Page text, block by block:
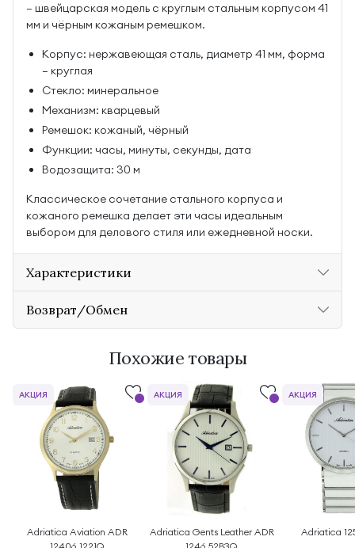
— швейцарская модель с круглым стальным корпусом 41
мм и чёрным кожаным ремешком.
Корпус: нержавеющая сталь, диаметр 41 мм, форма
— круглая
Стекло: минеральное
Механизм: кварцевый
Ремешок: кожаный, чёрный
Функции: часы, минуты, секунды, дата
Водозащита: 30 м
Классическое сочетание стального корпуса и
кожаного ремешка делает эти часы идеальным
выбором для делового стиля или ежедневной носки.
Характеристики
Возврат/Обмен
Похожие товары
Adriatica Aviation ADR
АКЦИЯ
Adriatica Gents Leather ADR
АКЦИЯ
Adriatica
АКЦИЯ